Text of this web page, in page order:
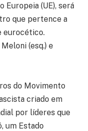
Europeia (UE), será
que pertence a
eurocético.
(esq.) e
do Movimento
criado em
por líderes que
um Estado